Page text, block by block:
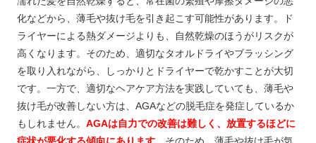
化などから、薄毛や抜け毛を引き起こす可能性があります。ド
ライヤーによる熱ダメージよりも、自然乾燥のほうがリスクが
高くなります。そのため、適切なタオルドライやブラッシング
を取り入れながら、しっかりとドライヤーで乾かすことが大切
です。一方で、適切なヘアケア方法を実践していても、薄毛や
抜け毛が改善しない方は、AGAなどの脱毛症を発症しているか
もしれません。 AGAは自力での改善は難しく、放置するほどに
症状が悪化する傾向にあります。そのため、薄毛や抜け毛が気